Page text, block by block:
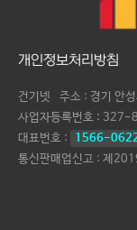
개인정보처리방침
건기넷
주소 : 경기 안
사업자등록번호 : 327-
대표번호 :
1566-
통신판매업신고 : 제